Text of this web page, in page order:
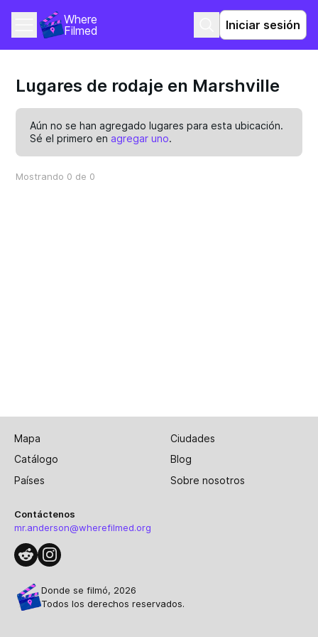
Where
Filmed
Iniciar sesión
Lugares de rodaje en Marshville
Aún no se han agregado lugares para esta ubicación.
Sé el primero enagregar uno.
Mostrando 0 de 0
Mapa
Ciudades
Catálogo
Blog
Países
Sobre nosotros
Contáctenos
mr.anderson@wherefilmed.org
Donde se filmó, 2026
Todos los derechos reservados.